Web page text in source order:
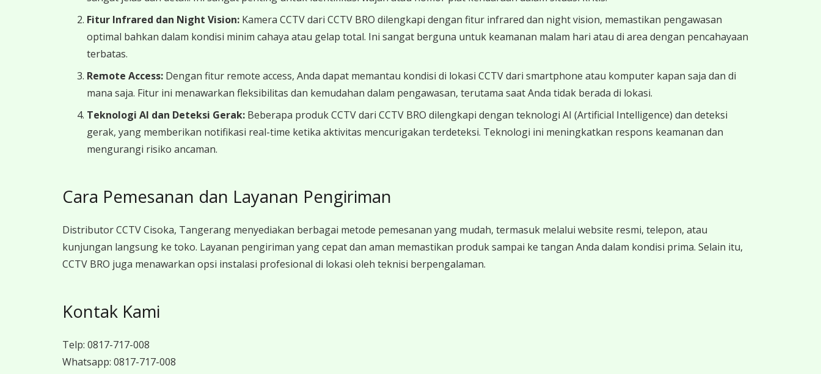
Fitur Infrared dan Night Vision: Kamera CCTV dari CCTV BRO dilengkapi dengan fitur infrared dan night vision, memastikan pengawasan
optimal bahkan dalam kondisi minim cahaya atau gelap total. Ini sangat berguna untuk keamanan malam hari atau di area dengan pencahayaan
terbatas.
Remote Access: Dengan fitur remote access, Anda dapat memantau kondisi di lokasi CCTV dari smartphone atau komputer kapan saja dan di
mana saja. Fitur ini menawarkan fleksibilitas dan kemudahan dalam pengawasan, terutama saat Anda tidak berada di lokasi.
Teknologi AI dan Deteksi Gerak: Beberapa produk CCTV dari CCTV BRO dilengkapi dengan teknologi AI (Artificial Intelligence) dan deteksi
gerak, yang memberikan notifikasi real-time ketika aktivitas mencurigakan terdeteksi. Teknologi ini meningkatkan respons keamanan dan
mengurangi risiko ancaman.
Cara Pemesanan dan Layanan Pengiriman
Distributor CCTV Cisoka, Tangerang menyediakan berbagai metode pemesanan yang mudah, termasuk melalui website resmi, telepon, atau
kunjungan langsung ke toko. Layanan pengiriman yang cepat dan aman memastikan produk sampai ke tangan Anda dalam kondisi prima. Selain itu,
CCTV BRO juga menawarkan opsi instalasi profesional di lokasi oleh teknisi berpengalaman.
Kontak Kami
Telp: 0817-717-008
Whatsapp: 0817-717-008